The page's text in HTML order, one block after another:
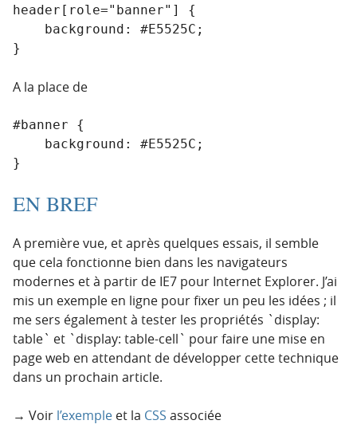
header[role="banner"] {
}
A la place de
#banner {
}
EN BREF
A première vue, et après quelques essais, il semble
que cela fonctionne bien dans les navigateurs
modernes et à partir de IE7 pour Internet Explorer. J’ai
mis un exemple en ligne pour fixer un peu les idées ; il
me sers également à tester les propriétés `display:
table` et `display: table-cell` pour faire une mise en
page web en attendant de développer cette technique
dans un prochain article.
→ Voir l’exemple et la CSS associée